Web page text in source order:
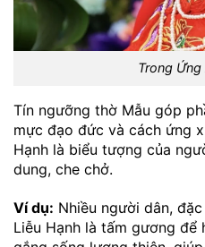
Trong Ứng
Tín ngưỡng thờ Mẫu góp
mực đạo đức và cách ứng
Hạnh là biểu tượng của
dung, che chở.
Ví dụ: Nhiều người dân,
Liễu Hạnh là tấm gương